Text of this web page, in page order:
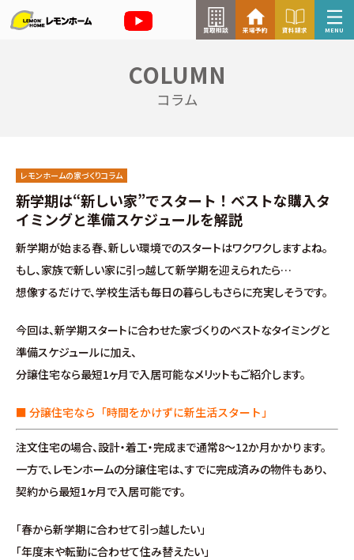
買取相談 来場予約 資料請求 MENU
来場予約はこちら
資料請求はこちら
お知らせ
コラム
施工事例
お客様の声
よくある質問（Q&A）
注文・規格住宅
∟はじめての方へ
COLUMN
コラム
レモンホームの家づくりコラム
新学期は“新しい家”でスタート！ベストな購入タ
イミングと準備スケジュールを解説
新学期が始まる春、新しい環境でのスタートはワクワクしますよね。
もし、家族で新しい家に引っ越して新学期を迎えられたら…
想像するだけで、学校生活も毎日の暮らしもさらに充実しそうです。
今回は、新学期スタートに合わせた家づくりのベストなタイミングと
準備スケジュールに加え、
分譲住宅なら最短1ヶ月で入居可能なメリットもご紹介します。
■ 分譲住宅なら「時間をかけずに新生活スタート」
注文住宅の場合、設計・着工・完成まで通常8〜12か月かかります。
一方で、レモンホームの分譲住宅は、すでに完成済みの物件もあり、
契約から最短1ヶ月で入居可能です。
「春から新学期に合わせて引っ越したい」
「年度末や転勤に合わせて住み替えたい」